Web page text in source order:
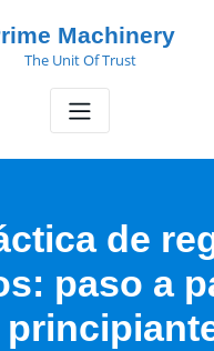
Machinery
The Unit Of Trust
de
paso a